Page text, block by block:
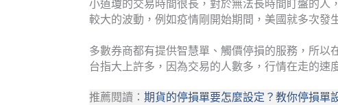
小道瓊的交易時間很長，對於無法長時間盯盤的
較大的波動，例如疫情剛開始期間，美國就多次發
多數券商都有提供智慧單、觸價停損的服務，所
台指大上許多，因為交易的人數多，行情在走的速
推薦閱讀： 期貨的停損單要怎麼設定？教你停損單